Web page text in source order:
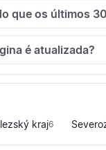
que os últimos
é atualizada?
kraj6